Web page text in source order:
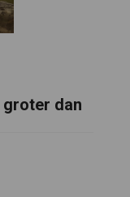
groter dan